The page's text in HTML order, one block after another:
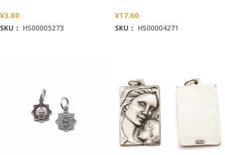
¥3.80
SKU： HS00005273
¥17.60
SKU： HS00004271